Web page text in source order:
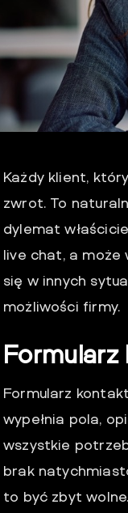
Każdy klient,
zwrot. To
dylemat
live chat, a może
się w innych
możliwości firmy.
Formularz
wypełnia pola,
wszystkie
brak
to być zbyt